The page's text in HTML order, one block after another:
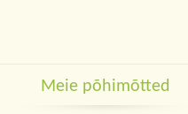
Meie põhimõtted